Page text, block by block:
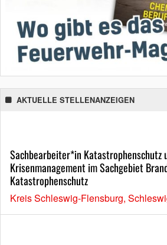
AKTUELLE STELLENANZEIGEN
Sachbearbeiter*in Katastrophenschutz
Krisenmanagement im Sachgebiet
Katastrophenschutz
Kreis Schleswig-Flensburg,